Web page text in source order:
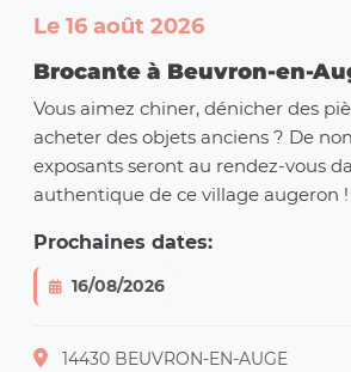
Le 16 août 2026
Brocante à Beuvron-en-
Vous aimez chiner, dénicher des
acheter des objets anciens ? De
exposants seront au rendez-vous
authentique de ce village augeron !
Prochaines dates:
16/08/2026
14430 BEUVRON-EN-AUGE